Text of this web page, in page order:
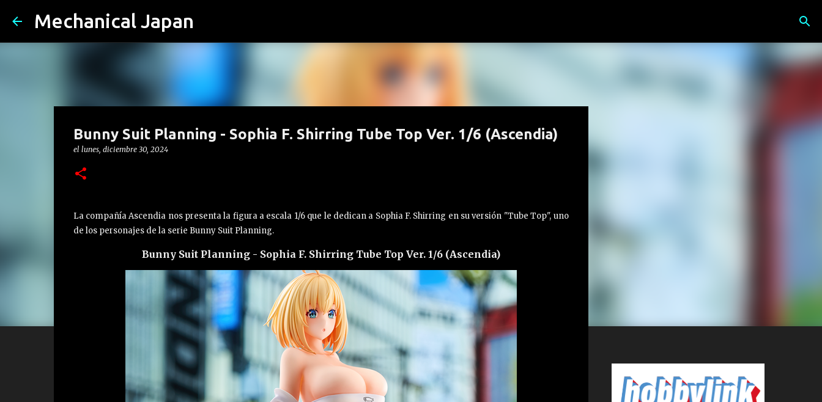
Mechanical Japan
Bunny Suit Planning - Sophia F. Shirring Tube Top Ver. 1/6 (Ascendia)
el lunes, diciembre 30, 2024
La compañía Ascendia nos presenta la figura a escala 1/6 que le dedican a Sophia F. Shirring en su versión "Tube Top", uno
de los personajes de la serie Bunny Suit Planning.
Bunny Suit Planning - Sophia F. Shirring Tube Top Ver. 1/6 (Ascendia)